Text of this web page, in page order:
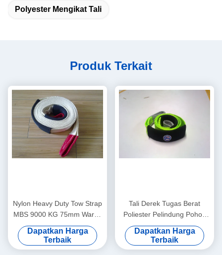
Polyester Mengikat Tali
Produk Terkait
Nylon Heavy Duty Tow Strap
MBS 9000 KG 75mm Warna
Oranye Dengan Mata
Dapatkan Harga
Terbaik
Tali Derek Tugas Berat
Poliester Pelindung Pohon
Truk Dengan Lingkaran yang
Diperkuat
Dapatkan Harga
Terbaik